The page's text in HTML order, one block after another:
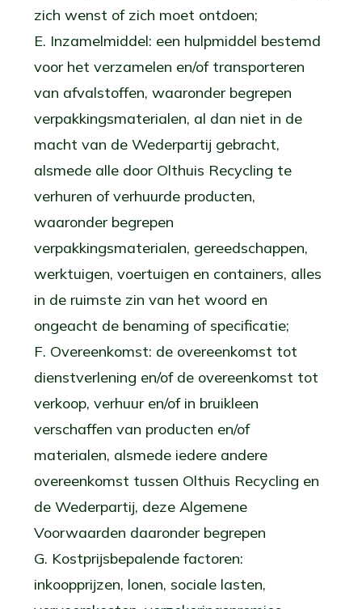
zich wenst of zich moet ontdoen;
E. Inzamelmiddel: een hulpmiddel bestemd
voor het verzamelen en/of transporteren
van afvalstoffen, waaronder begrepen
verpakkingsmaterialen, al dan niet in de
macht van de Wederpartij gebracht,
alsmede alle door Olthuis Recycling te
verhuren of verhuurde producten,
waaronder begrepen
verpakkingsmaterialen, gereedschappen,
werktuigen, voertuigen en containers, alles
in de ruimste zin van het woord en
ongeacht de benaming of specificatie;
F. Overeenkomst: de overeenkomst tot
dienstverlening en/of de overeenkomst tot
verkoop, verhuur en/of in bruikleen
verschaffen van producten en/of
materialen, alsmede iedere andere
overeenkomst tussen Olthuis Recycling en
de Wederpartij, deze Algemene
Voorwaarden daaronder begrepen
G. Kostprijsbepalende factoren:
inkoopprijzen, lonen, sociale lasten,